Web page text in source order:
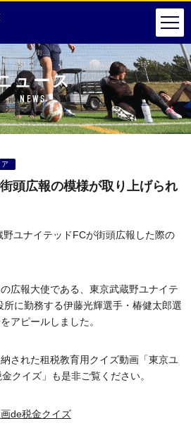
「週刊 税務通信」で街頭広報の模様が取り上げられました
ュース
NEWS
ア
頭広報の模様が取り上げられ
ユナイテッドFCが街頭広報した際の
広報大使である、東京武蔵野ユナイテ
所に勤務する伊藤光輝選手・椿健太郎選
アピールしました。
された租税教育用クイズ動画「東京ユ
クイズ」も是非ご覧ください。
de税金クイズ